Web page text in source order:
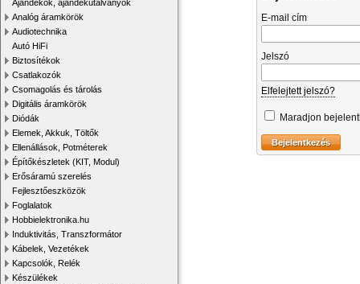
Ajándékok, ajándékutalványok
Analóg áramkörök
Audiotechnika
Autó HiFi
Biztosítékok
Csatlakozók
Csomagolás és tárolás
Digitális áramkörök
Diódák
Elemek, Akkuk, Töltők
Ellenállások, Potméterek
Építőkészletek (KIT, Modul)
Erősáramú szerelés
Fejlesztőeszközök
Foglalatok
Hobbielektronika.hu
Induktivitás, Transzformátor
Kábelek, Vezetékek
Kapcsolók, Relék
Készülékek
E-mail cím
Jelszó
Elfelejtett jelszó?
Maradjon